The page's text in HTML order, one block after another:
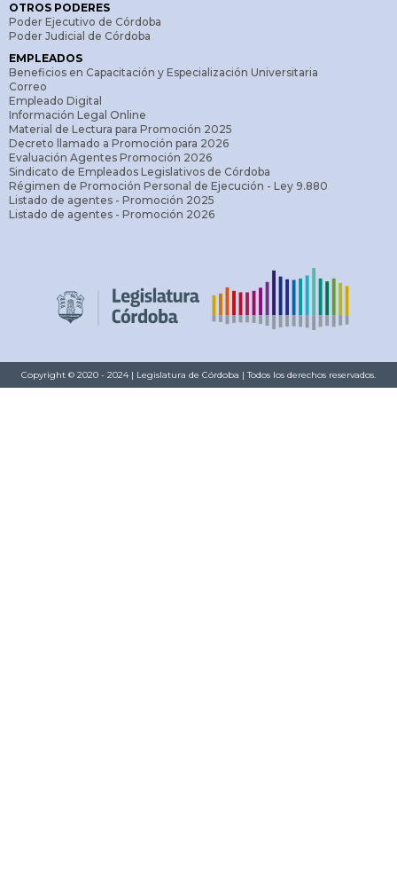
OTROS PODERES
Poder Ejecutivo de Córdoba
Poder Judicial de Córdoba
EMPLEADOS
Beneficios en Capacitación y Especialización Universitaria
Correo
Empleado Digital
Información Legal Online
Material de Lectura para Promoción 2025
Decreto llamado a Promoción para 2026
Evaluación Agentes Promoción 2026
Sindicato de Empleados Legislativos de Córdoba
Régimen de Promoción Personal de Ejecución - Ley 9.880
Listado de agentes - Promoción 2025
Listado de agentes - Promoción 2026
Copyright © 2020 - 2024 | Legislatura de Córdoba | Todos los derechos reservados.